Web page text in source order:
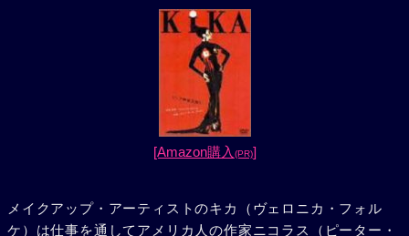
[Amazon購入 (PR)]
メイクアップ・アーティストのキカ（ヴェロニカ・フォル
ケ）は仕事を通してアメリカ人の作家ニコラス（ピーター・